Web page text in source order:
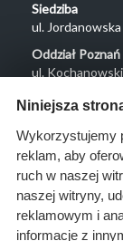
Siedziba
ul.
Oddział Poznań
ul.
Menu
O nas
Monitoring
przetargów
Niniejsza
Wykorzystujemy
reklam, aby
ruch w naszej
naszej witryny,
reklamowym i
informacje z